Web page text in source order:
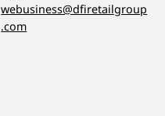
webusiness@dfiretailgroup
.com